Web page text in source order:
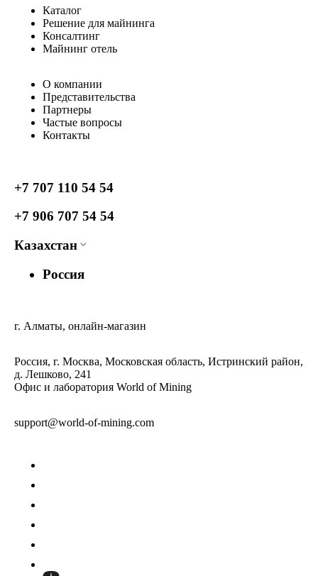
Каталог
Решение для майнинга
Консалтинг
Майнинг отель
О компании
Представительства
Партнеры
Частые вопросы
Контакты
+7 707 110 54 54
+7 906 707 54 54
Казахстан
Россия
г. Алматы, онлайн-магазин
Россия, г. Москва, Московская область, Истринский район,
д. Лешково, 241
Офис и лаборатория World of Mining
support@world-of-mining.com